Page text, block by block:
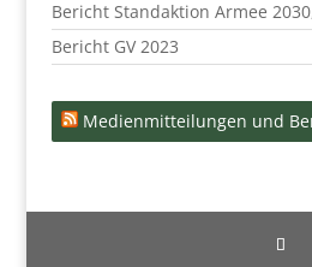
Bericht Standaktion Armee
Bericht GV 2023
Medienmitteilungen und